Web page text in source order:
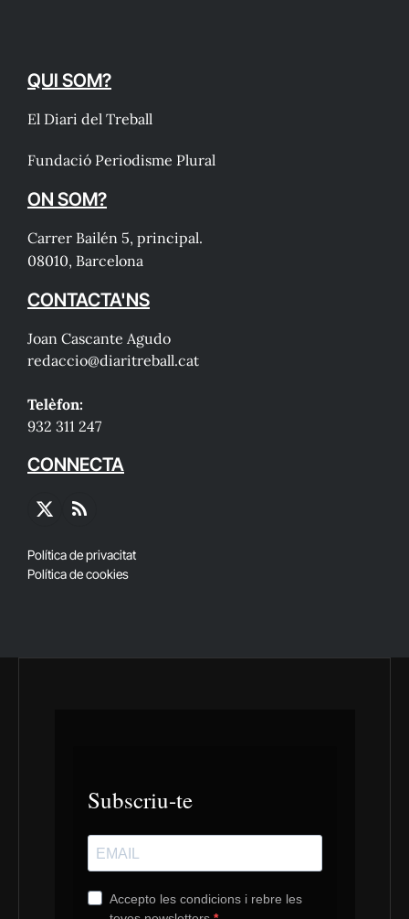
QUI SOM?
El Diari del Treball
Fundació Periodisme Plural
ON SOM?
Carrer Bailén 5, principal.
08010, Barcelona
CONTACTA'NS
Joan Cascante Agudo
redaccio@diaritreball.cat
Telèfon:
932 311 247
CONNECTA
X
RSS
Política de privacitat
Política de cookies